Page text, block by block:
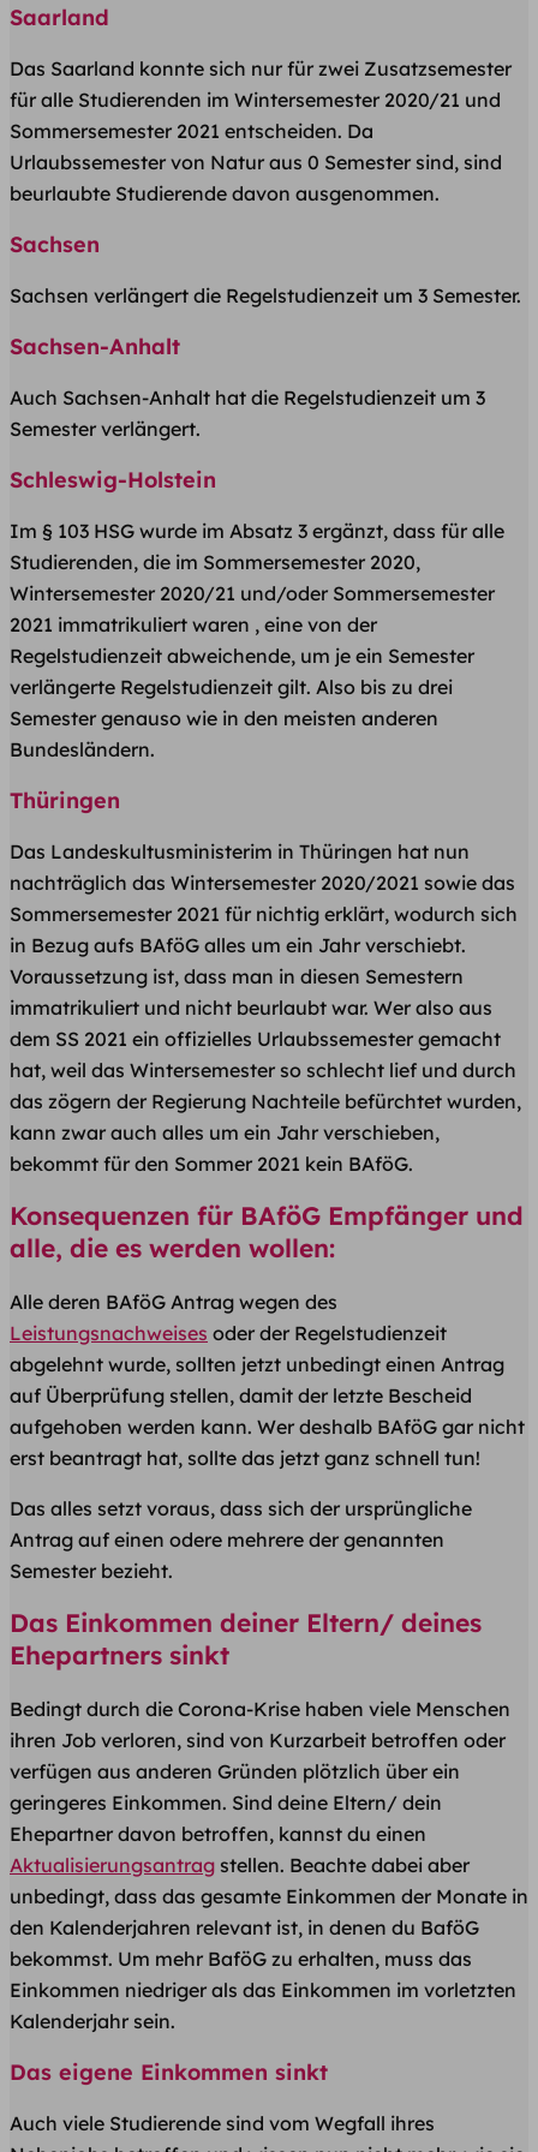
Saarland
Das Saarland konnte sich nur für zwei Zusatzsemester
für alle Studierenden im Wintersemester 2020/21 und
Sommersemester 2021 entscheiden. Da
Urlaubssemester von Natur aus 0 Semester sind, sind
beurlaubte Studierende davon ausgenommen.
Sachsen
Sachsen verlängert die Regelstudienzeit um 3 Semester.
Sachsen-Anhalt
Auch Sachsen-Anhalt hat die Regelstudienzeit um 3
Semester verlängert.
Schleswig-Holstein
Im § 103 HSG wurde im Absatz 3 ergänzt, dass für alle
Studierenden, die im Sommersemester 2020,
Wintersemester 2020/21 und/oder Sommersemester
2021 immatrikuliert waren , eine von der
Regelstudienzeit abweichende, um je ein Semester
verlängerte Regelstudienzeit gilt. Also bis zu drei
Semester genauso wie in den meisten anderen
Bundesländern.
Thüringen
Das Landeskultusministerim in Thüringen hat nun
nachträglich das Wintersemester 2020/2021 sowie das
Sommersemester 2021 für nichtig erklärt, wodurch sich
in Bezug aufs BAföG alles um ein Jahr verschiebt.
Voraussetzung ist, dass man in diesen Semestern
immatrikuliert und nicht beurlaubt war. Wer also aus
dem SS 2021 ein offizielles Urlaubssemester gemacht
hat, weil das Wintersemester so schlecht lief und durch
das zögern der Regierung Nachteile befürchtet wurden,
kann zwar auch alles um ein Jahr verschieben,
bekommt für den Sommer 2021 kein BAföG.
Konsequenzen für BAföG Empfänger und
alle, die es werden wollen:
Alle deren BAföG Antrag wegen des
Leistungsnachweises oder der Regelstudienzeit
abgelehnt wurde, sollten jetzt unbedingt einen Antrag
auf Überprüfung stellen, damit der letzte Bescheid
aufgehoben werden kann. Wer deshalb BAföG gar nicht
erst beantragt hat, sollte das jetzt ganz schnell tun!
Das alles setzt voraus, dass sich der ursprüngliche
Antrag auf einen odere mehrere der genannten
Semester bezieht.
Das Einkommen deiner Eltern/ deines
Ehepartners sinkt
Bedingt durch die Corona-Krise haben viele Menschen
ihren Job verloren, sind von Kurzarbeit betroffen oder
verfügen aus anderen Gründen plötzlich über ein
geringeres Einkommen. Sind deine Eltern/ dein
Ehepartner davon betroffen, kannst du einen
Aktualisierungsantrag stellen. Beachte dabei aber
unbedingt, dass das gesamte Einkommen der Monate in
den Kalenderjahren relevant ist, in denen du BaföG
bekommst. Um mehr BaföG zu erhalten, muss das
Einkommen niedriger als das Einkommen im vorletzten
Kalenderjahr sein.
Das eigene Einkommen sinkt
Auch viele Studierende sind vom Wegfall ihres